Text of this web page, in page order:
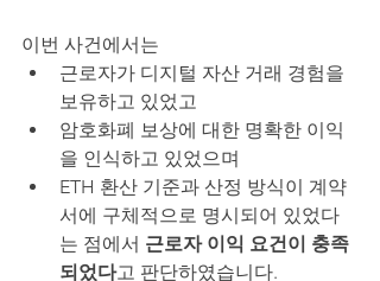
이번 사건에서는
근로자가 디지털 자산 거래 경험을
보유하고 있었고
암호화폐 보상에 대한 명확한 이익
을 인식하고 있었으며
ETH 환산 기준과 산정 방식이 계약
서에 구체적으로 명시되어 있었다
는 점에서 근로자 이익 요건이 충족
되었다고 판단하였습니다.